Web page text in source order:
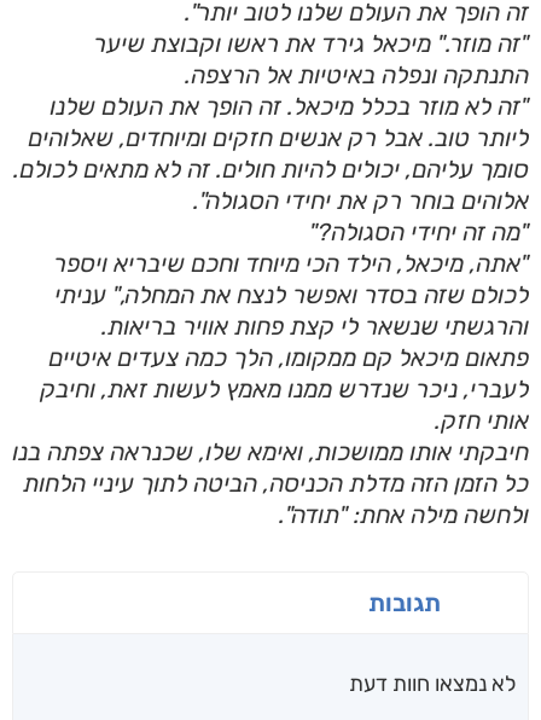
זה הופך את העולם שלנו לטוב יותר".
"זה מוזר." מיכאל גירד את ראשו וקבוצת שיער
התנתקה ונפלה באיטיות אל הרצפה.
"זה לא מוזר בכלל מיכאל. זה הופך את העולם שלנו
ליותר טוב. אבל רק אנשים חזקים ומיוחדים, שאלוהים
סומך עליהם, יכולים להיות חולים. זה לא מתאים לכולם.
אלוהים בוחר רק את יחידי הסגולה".
"מה זה יחידי הסגולה?"
"אתה, מיכאל, הילד הכי מיוחד וחכם שיבריא ויספר
לכולם שזה בסדר ואפשר לנצח את המחלה," עניתי
והרגשתי שנשאר לי קצת פחות אוויר בריאות.
פתאום מיכאל קם ממקומו, הלך כמה צעדים איטיים
לעברי, ניכר שנדרש ממנו מאמץ לעשות זאת, וחיבק
אותי חזק.
חיבקתי אותו ממושכות, ואימא שלו, שכנראה צפתה בנו
כל הזמן הזה מדלת הכניסה, הביטה לתוך עיניי הלחות
ולחשה מילה אחת: "תודה".
תגובות
לא נמצאו חוות דעת